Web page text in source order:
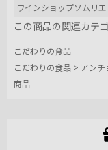
ワインショップソムリエ
この商品の関連カテ
こだわりの食品
こだわりの食品 > アンチ
商品